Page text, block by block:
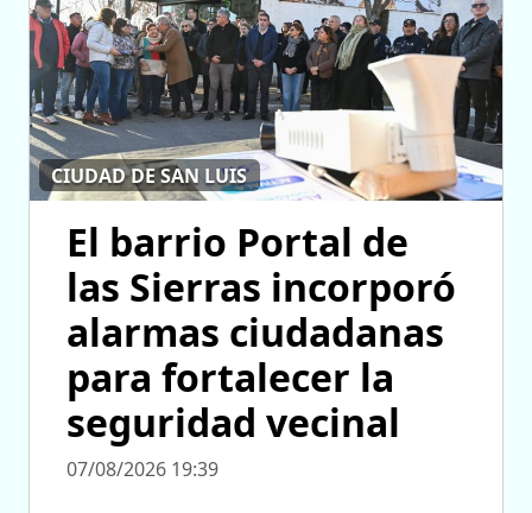
CIUDAD DE SAN LUIS
El barrio Portal de
las Sierras incorporó
alarmas ciudadanas
para fortalecer la
seguridad vecinal
07/08/2026 19:39